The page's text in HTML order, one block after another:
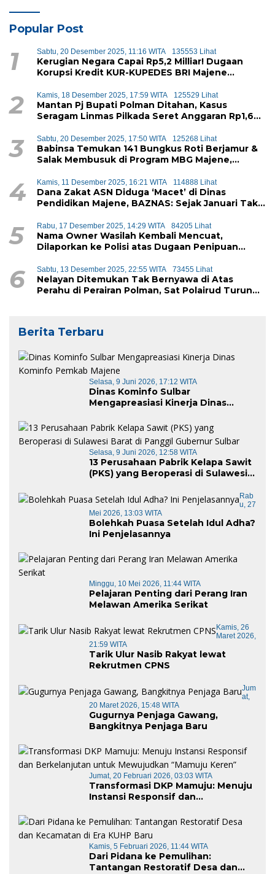
Popular Post
1 Sabtu, 20 Desember 2025, 11:16 WITA 135553 Lihat
Kerugian Negara Capai Rp5,2 Milliar! Dugaan
Korupsi Kredit KUR-KUPEDES BRI Majene
2 Kamis, 18 Desember 2025, 17:59 WITA 125529 Lihat
Mantan Pj Bupati Polman Ditahan, Kasus
Seragam Linmas Pilkada Seret Anggaran Rp1,6
3 Sabtu, 20 Desember 2025, 17:50 WITA 125268 Lihat
Babinsa Temukan 141 Bungkus Roti Berjamur &
Salak Membusuk di Program MBG Majene,
4 Kamis, 11 Desember 2025, 16:21 WITA 114888 Lihat
Dana Zakat ASN Diduga ‘Macet’ di Dinas
Pendidikan Majene, BAZNAS: Sejak Januari Tak
5 Rabu, 17 Desember 2025, 14:29 WITA 84205 Lihat
Nama Owner Wasilah Kembali Mencuat,
Dilaporkan ke Polisi atas Dugaan Penipuan
6 Sabtu, 13 Desember 2025, 22:55 WITA 73455 Lihat
Nelayan Ditemukan Tak Bernyawa di Atas
Perahu di Perairan Polman, Sat Polairud Turun
Berita Terbaru
Selasa, 9 Juni 2026, 17:12 WITA
Dinas Kominfo Sulbar
Mengapreasiasi Kinerja Dinas
Selasa, 9 Juni 2026, 12:58 WITA
13 Perusahaan Pabrik Kelapa Sawit
(PKS) yang Beroperasi di Sulawesi
Rab
U, 27
Mei 2026, 13:03 WITA
Bolehkah Puasa Setelah Idul Adha?
Ini Penjelasannya
Minggu, 10 Mei 2026, 11:44 WITA
Pelajaran Penting dari Perang Iran
Melawan Amerika Serikat
Kamis, 26
Maret 2026,
21:59 WITA
Tarik Ulur Nasib Rakyat lewat
Rekrutmen CPNS
Jum
At,
20 Maret 2026, 15:48 WITA
Gugurnya Penjaga Gawang,
Bangkitnya Penjaga Baru
Jumat, 20 Februari 2026, 03:03 WITA
Transformasi DKP Mamuju: Menuju
Instansi Responsif dan
“Mamuju Keren”
Kamis, 5 Februari 2026, 11:44 WITA
Dari Pidana ke Pemulihan:
Tantangan Restoratif Desa dan